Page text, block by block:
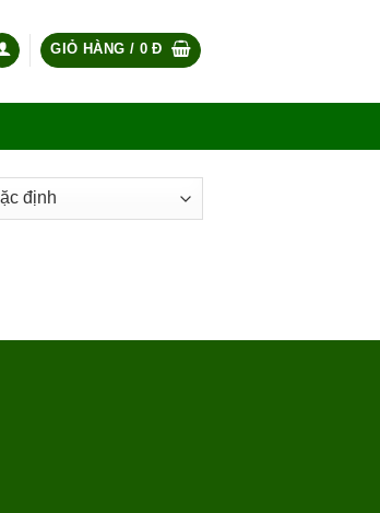
GIỎ HÀNG / 0Đ